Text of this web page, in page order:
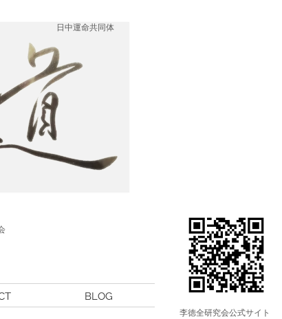
日中運命共同体
BLOG
李徳全研究会公式サイト